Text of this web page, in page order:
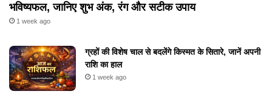
भविष्यफल, जानिए शुभ अंक, रंग और सटीक उपाय
1 week ago
ग्रहों की विशेष चाल से बदलेंगे किस्मत के सितारे, जानें अपनी
राशि का हाल
1 week ago